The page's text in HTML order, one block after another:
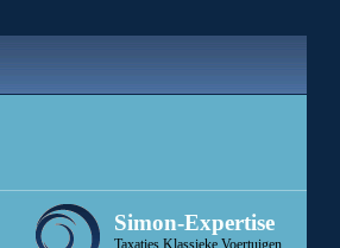
Simon-Expertise
Taxaties Klassieke Voertuigen